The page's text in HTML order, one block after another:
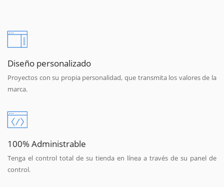
Diseño personalizado
Proyectos con su propia personalidad, que transmita los valores de la
marca.
100% Administrable
Tenga el control total de su tienda en línea a través de su panel de
control.